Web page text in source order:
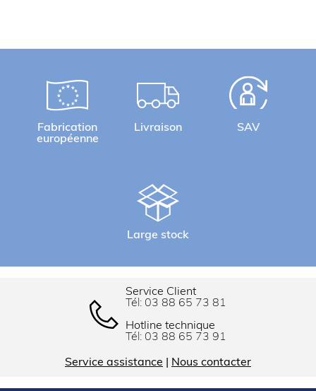
Fabrication
européenne
Livraison SAV
Large stock
Service Client
Tél: 03 88 65 73 81
Hotline technique
Tél: 03 88 65 73 91
Service assistance Nous contacter